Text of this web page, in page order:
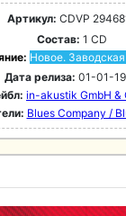
Артикул: CDVP
Состав: 1 CD
Новое.
Дата релиза: 01-01-
in-akustik GmbH &
Blues Company /